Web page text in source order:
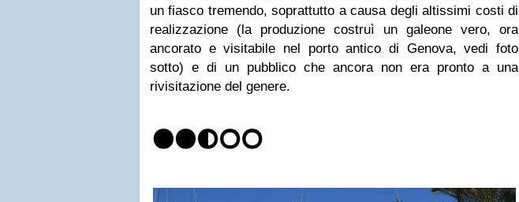
un fiasco tremendo, soprattutto a causa degli altissimi costi di
realizzazione (la produzione costruì un galeone vero, ora
ancorato e visitabile nel porto antico di Genova, vedi foto
sotto) e di un pubblico che ancora non era pronto a una
rivisitazione del genere.